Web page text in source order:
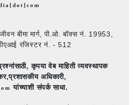
बीमा मार्ग, पी.ओ. बॉक्स नं. 19953,
रजिस्टर नं. - 512
कृपया वेब माहिती व्यवस्थापक
अधिकारी,
यांच्याशी संपर्क साधा.